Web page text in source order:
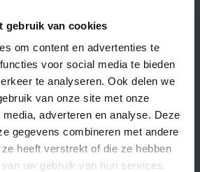
gebruik van cookies
om content en advertenties te
voor social media te bieden
te analyseren. Ook delen we
van onze site met onze
adverteren en analyse. Deze
gegevens combineren met andere
heeft verstrekt of die ze hebben
uw gebruik van hun services.